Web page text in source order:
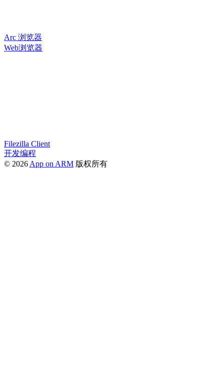
Arc 浏览器
Web浏览器
Filezilla Client
开发编程
© 2026 App on ARM 版权所有